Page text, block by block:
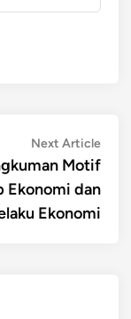
Next ArticleNext
Motif
Ekonomi dan
Ekonomi